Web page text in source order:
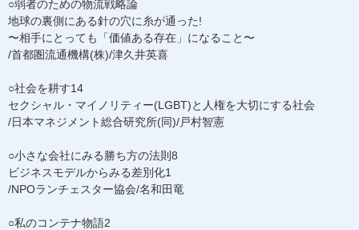
○弱者のための物流戦略論
地球の裏側にある針の穴に糸が通った!
〜相手にとっても「価値ある存在」になること〜
/首都圏流通機構(株)/津久井英喜
○社会を耕す14
セクシャル・マイノリティー(LGBT)と人権を大切にする社会
/日本マネジメント総合研究所(同)/戸村智憲
○小さな会社にみる勝ち方の法則8
ビジネスモデルからみる差別化1
/NPOランチェスター協会/名和田竜
○私のコンテナ物語2